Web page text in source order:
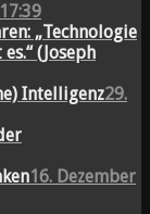
„Technologie
(Joseph
Intelligenz29.
16. Dezember